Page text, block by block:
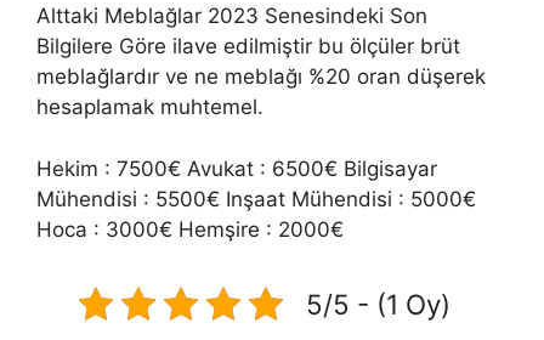
Alttaki Meblağlar 2023 Senesindeki Son
Bilgilere Göre ilave edilmiştir bu ölçüler brüt
meblağlardır ve ne meblağı %20 oran düşerek
hesaplamak muhtemel.
Hekim : 7500€ Avukat : 6500€ Bilgisayar
Mühendisi : 5500€ Inşaat Mühendisi : 5000€
Hoca : 3000€ Hemşire : 2000€
5/5 - (1 Oy)